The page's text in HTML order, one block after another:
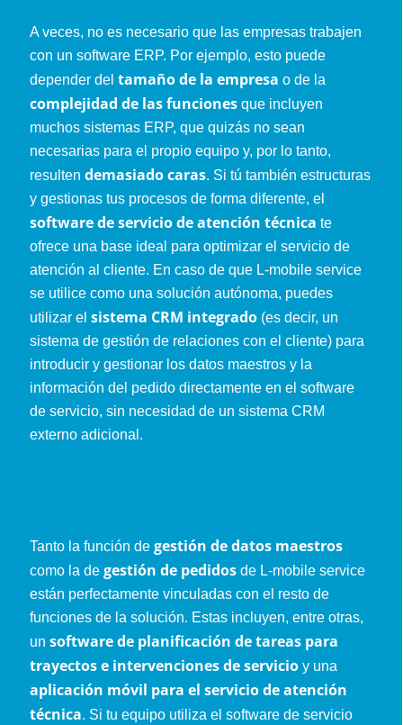
A veces, no es necesario que las empresas trabajen
con un software ERP. Por ejemplo, esto puede
depender del tamaño de la empresa o de la
complejidad de las funcionesque incluyen
muchos sistemas ERP, que quizás no sean
necesarias para el propio equipo y, por lo tanto,
resulten demasiado caras. Si tú también estructuras
y gestionas tus procesos de forma diferente, el
software de servicio de atención técnica te
ofrece una base ideal para optimizar el servicio de
atención al cliente. En caso de que L-mobile service
se utilice como una solución autónoma, puedes
utilizar el sistema CRM integrado(es decir, un
sistema de gestión de relaciones con el cliente) para
introducir y gestionar los datos maestros y la
información del pedido directamente en el software
de servicio, sin necesidad de un sistema CRM
externo adicional.
Tanto la función de gestión de datos maestros
como la de gestión de pedidosde L-mobile service
están perfectamente vinculadas con el resto de
funciones de la solución. Estas incluyen, entre otras,
un software de planificación de tareas para
trayectos e intervenciones de servicioy una
aplicación móvil para el servicio de atención
técnica. Si tu equipo utiliza el software de servicio